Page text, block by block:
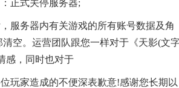
正式关停服务器;
服务器内有关游戏的所有账号数据及角
空。运营团队跟您一样对于《天影(文
感，同时也对于
玩家造成的不便深表歉意!感谢您长期以